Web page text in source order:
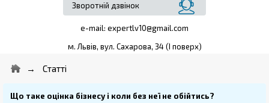
Зворотній дзвінок
e-mail: expertlv10@gmail.com
м. Львів, вул. Сахарова, 34 (І поверх)
Статті
Що таке оцінка бізнесу і коли без неї не обійтись?